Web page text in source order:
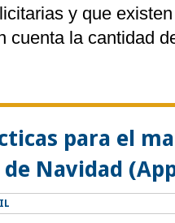
y que
cuenta la cantidad
para el
Navidad